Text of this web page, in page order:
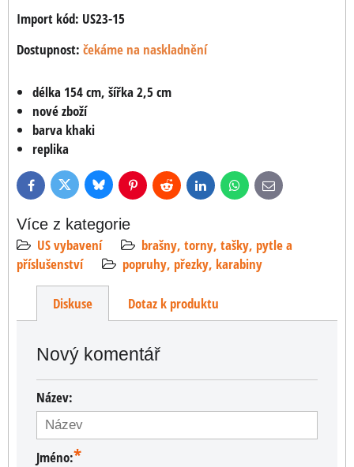
Import kód: US23-15
Dostupnost: čekáme na naskladnění
délka 154 cm, šířka 2,5 cm
nové zboží
barva khaki
replika
FacebookTwitter BlueskyPinterestReddit LinkedInWhatsApp
E-
mail
Více z kategorie
US vybavení
brašny, torny, tašky, pytle a
příslušenství
popruhy, přezky, karabiny
Diskuse Dotaz k produktu
Nový komentář
Název:
Jméno:*